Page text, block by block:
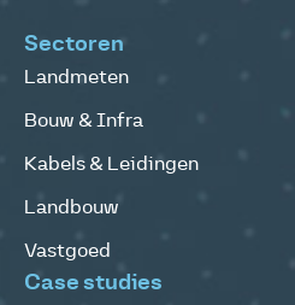
Sectoren
Landmeten
Bouw & Infra
Kabels & Leidingen
Landbouw
Vastgoed
Case studies